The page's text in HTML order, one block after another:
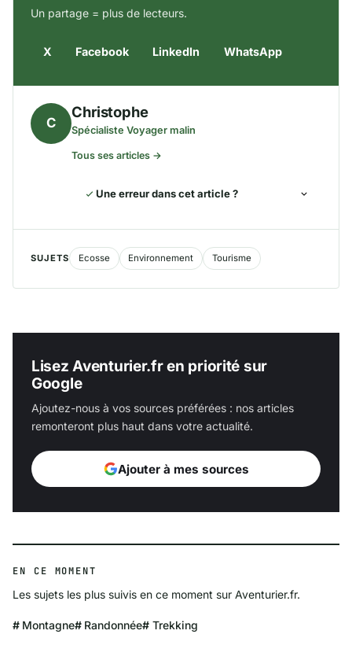
Un partage = plus de lecteurs.
X Facebook LinkedIn WhatsApp
C
Christophe
Spécialiste Voyager malin
Tous ses articles →
Une erreur dans cet article ?
SUJETS Ecosse Environnement Tourisme
Lisez Aventurier.fr en priorité sur
Google
Ajoutez-nous à vos sources préférées : nos articles
remonteront plus haut dans votre actualité.
Ajouter à mes sources
EN CE MOMENT
Les sujets les plus suivis en ce moment sur Aventurier.fr.
Montagne Randonnée Trekking